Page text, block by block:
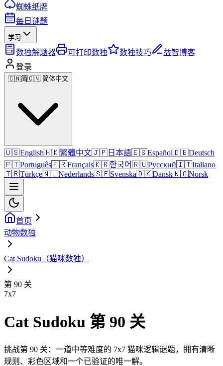
蜘蛛纸牌
每日谜题
学习
数独解题器 可打印数独 数独技巧
益智博客
登录
🇨🇳简🇨🇳 简体中文
🇺🇸English🇭🇰繁體中文🇯🇵 日本語🇪🇸Español🇩🇪Deutsch
🇵🇹Português🇫🇷Français🇰🇷한국어🇷🇺Русский🇮🇹Italiano
🇹🇷Türkçe🇳🇱Nederlands🇸🇪Svenska🇩🇰Dansk🇳🇴Norsk
首页
动物数独
Cat Sudoku（猫咪数独）
第 90 关
7x7
Cat Sudoku 第 90 关
挑战第 90 关：一道中等难度的 7x7 猫咪逻辑谜题，拥有清晰
规则、彩色区域和一个已验证的唯一解。